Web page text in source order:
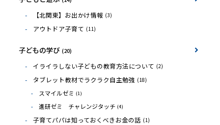
【北関東】お出かけ情報 (3)
アウトドア子育て (11)
子どもの学び (20)
イライラしない子どもの教育方法について (2)
タブレット教材でラクラク自主勉強 (18)
スマイルゼミ (1)
進研ゼミ チャレンジタッチ (4)
子育てパパは知っておくべきお金の話 (1)